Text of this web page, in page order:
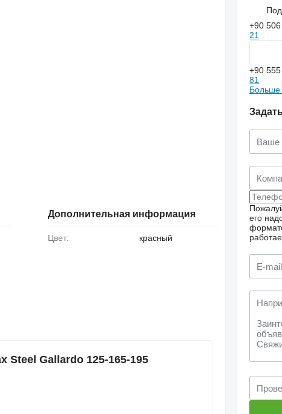
Дополнительная информация
Цвет: красный
Gallardo 125-165-195
+90 506
21
+90 555
81
его